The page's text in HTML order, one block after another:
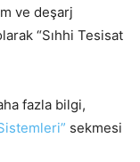
ve deşarj
“Sıhhi Tesisat
fazla bilgi,
sekmesi